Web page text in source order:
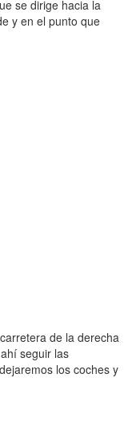
se dirige hacia la
y en el punto que
de la derecha
seguir las
los coches y